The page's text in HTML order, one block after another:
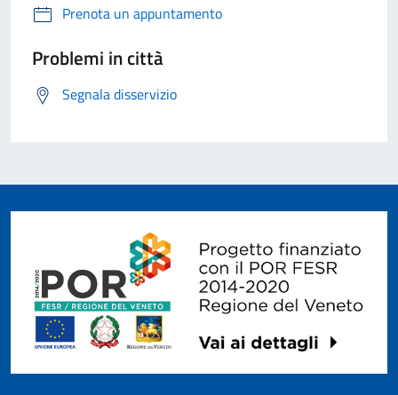
Prenota un appuntamento
Problemi in città
Segnala disservizio